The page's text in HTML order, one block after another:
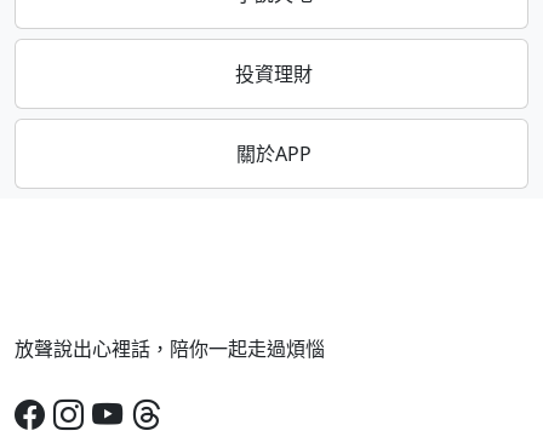
投資理財
關於APP
放聲說出心裡話，陪你一起走過煩惱